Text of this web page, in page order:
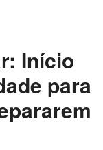
Início
para